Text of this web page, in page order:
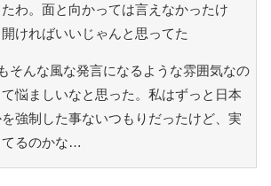
わ。面と向かっては言えなかったけ
ければいいじゃんと思ってた
そんな風な発言になるような雰囲気なの
悩ましいなと思った。私はずっと日本
強制した事ないつもりだったけど、実
てるのかな…